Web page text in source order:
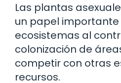
Las plantas
un papel importante
ecosistemas al
colonización de
competir con otras
recursos.